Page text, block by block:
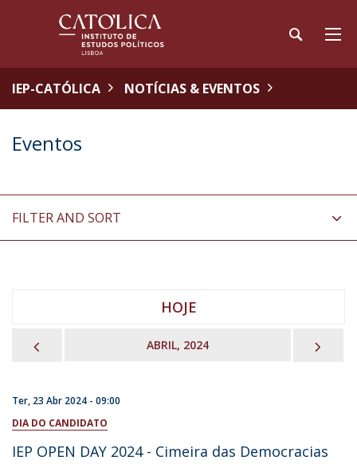
IEP-CATÓLICA NOTÍCIAS & EVENTOS
Eventos
FILTER AND SORT
HOJE
ABRIL, 2024
Ter, 23 Abr 2024 - 09:00
DIA DO CANDIDATO
IEP OPEN DAY 2024 - Cimeira das Democracias